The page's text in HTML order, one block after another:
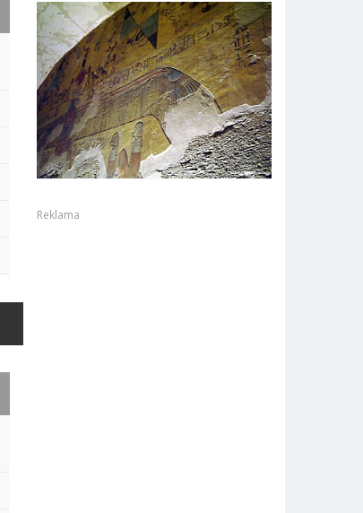
Reklama